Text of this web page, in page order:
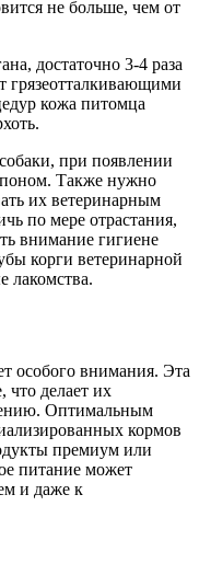
не больше, чем от
достаточно 3-4 раза
грязеотталкивающими
кожа питомца
при появлении
Также нужно
их ветеринарным
по мере отрастания,
внимание гигиене
корги ветеринарной
лакомства.
особого внимания. Эта
что делает их
Оптимальным
кормов
премиум или
питание может
и даже к